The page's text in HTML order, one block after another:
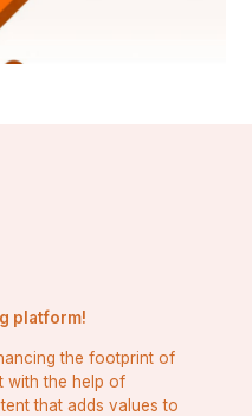
platform!
the footprint of
with the help of
that adds values to